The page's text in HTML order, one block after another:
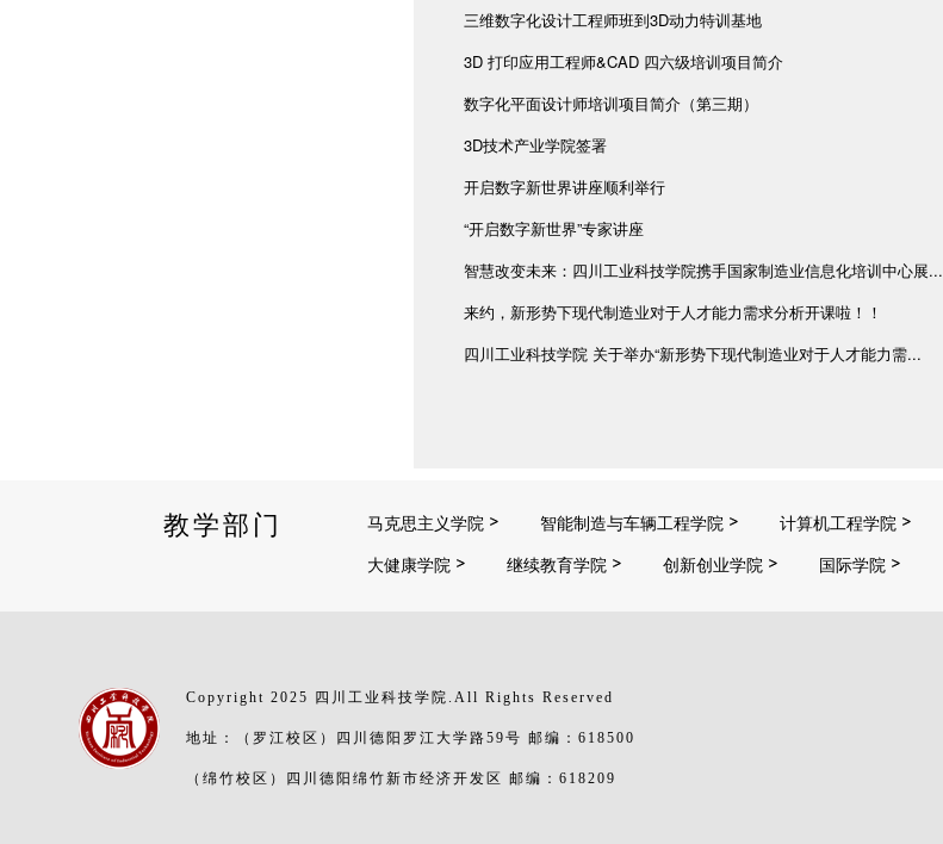
三维数字化设计工程师班到3D动力特训基地
3D 打印应用工程师&CAD 四六级培训项目简介
数字化平面设计师培训项目简介（第三期）
3D技术产业学院签署
开启数字新世界讲座顺利举行
“开启数字新世界”专家讲座
智慧改变未来：四川工业科技学院携手国家制造业信息化培训中心展...
来约，新形势下现代制造业对于人才能力需求分析开课啦！！
四川工业科技学院 关于举办“新形势下现代制造业对于人才能力需...
教学部门 马克思主义学院 智能制造与车辆工程学院 计算机工程学院
大健康学院
继续教育学院 创新创业学院 国际学院
Copyright 2025 四川工业科技学院.All Rights Reserved
地址：（罗江校区）四川德阳罗江大学路59号 邮编：618500
（绵竹校区）四川德阳绵竹新市经济开发区 邮编：618209